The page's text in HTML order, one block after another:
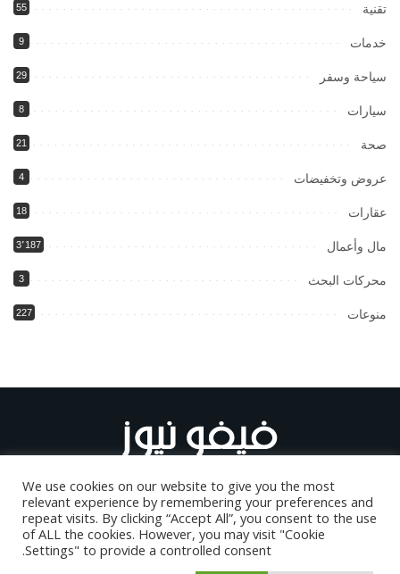
تقنية 55
خدمات 9
سياحة وسفر 29
سيارات 8
صحة 21
عروض وتخفيضات 4
عقارات 18
مال وأعمال 3٬187
محركات البحث 3
منوعات 227
أعلن على موقعنا من نحن اتصل بنا اتفاقية الاستخدام koora live
We use cookies on our website to give you the most
relevant experience by remembering your preferences and
repeat visits. By clicking “Accept All”, you consent to the use
of ALL the cookies. However, you may visit "Cookie
Settings" to provide a controlled consent.